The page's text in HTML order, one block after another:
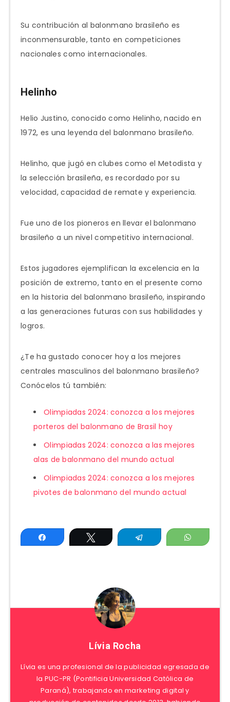
Su contribución al balonmano brasileño es
inconmensurable, tanto en competiciones
nacionales como internacionales.
Helinho
Helio Justino, conocido como Helinho, nacido en
1972, es una leyenda del balonmano brasileño.
Helinho, que jugó en clubes como el Metodista y
la selección brasileña, es recordado por su
velocidad, capacidad de remate y experiencia.
Fue uno de los pioneros en llevar el balonmano
brasileño a un nivel competitivo internacional.
Estos jugadores ejemplifican la excelencia en la
posición de extremo, tanto en el presente como
en la historia del balonmano brasileño, inspirando
a las generaciones futuras con sus habilidades y
logros.
¿Te ha gustado conocer hoy a los mejores
centrales masculinos del balonmano brasileño?
Conócelos tú también:
Olimpiadas 2024: conozca a los mejores
porteros del balonmano de Brasil hoy
Olimpiadas 2024: conozca a las mejores
alas de balonmano del mundo actual
Olimpiadas 2024: conozca a los mejores
pivotes de balonmano del mundo actual
Compartir Twittear Telegram
Lívia Rocha
Lívia es una profesional de la publicidad egresada de
la PUC-PR (Pontificia Universidad Católica de
Paraná), trabajando en marketing digital y